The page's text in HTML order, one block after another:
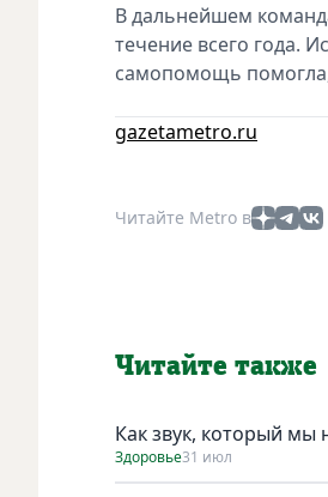
В дальнейшем
течение всего года.
самопомощь помогла,
gazetametro.ru
Читайте Metro в
Читайте также
Как звук, который мы
Здоровье31 июл